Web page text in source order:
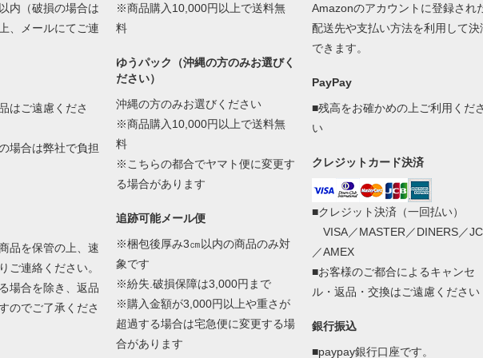
内（破損の場合は
、メールにてご連
はご遠慮くださ
場合は弊社で負担
品を保管の上、速
ご連絡ください。
場合を除き、返品
のでご了承くださ
※商品購入10,000円以上で送料無
料
ゆうパック（沖縄の方のみお選びく
ださい）
沖縄の方のみお選びください
※商品購入10,000円以上で送料無
料
※こちらの都合でヤマト便に変更す
る場合があります
追跡可能メール便
※梱包後厚み3㎝以内の商品のみ対
象です
※紛失.破損保障は3,000円まで
※購入金額が3,000円以上や重さが
超過する場合は宅急便に変更する場
合があります
Amazonのアカウントに登録され
配送先や支払い方法を利用して決
できます。
PayPay
■残高をお確かめの上ご利用くだ
い
クレジットカード決済
■クレジット決済（一回払い）
VISA／MASTER／DINERS／
／AMEX
■お客様のご都合によるキャンセ
ル・返品・交換はご遠慮ください
銀行振込
■paypay銀行口座です。